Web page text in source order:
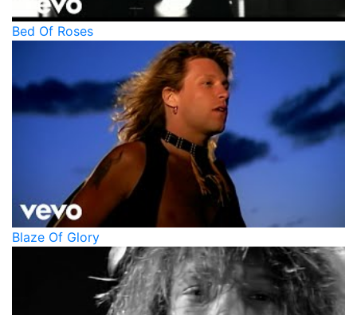
Bed Of Roses
Blaze Of Glory